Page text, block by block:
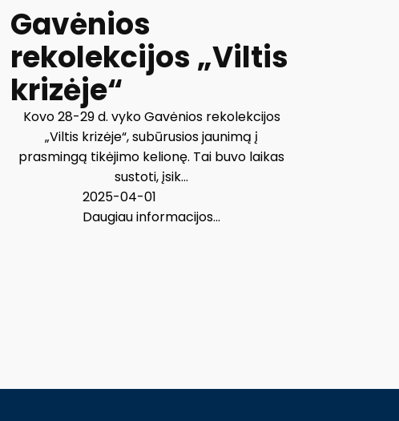
Gavėnios
rekolekcijos „Viltis
krizėje“
Kovo 28-29 d. vyko Gavėnios rekolekcijos
„Viltis krizėje“, subūrusios jaunimą į
prasmingą tikėjimo kelionę. Tai buvo laikas
sustoti, įsik...
2025-04-01
Daugiau informacijos...